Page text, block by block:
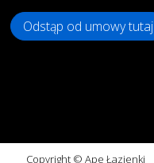
Odstąp od umowy tutaj
Copyright © Ape Łazienki